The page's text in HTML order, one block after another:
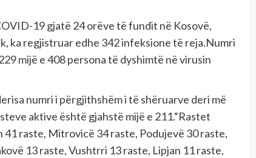
19 gjatë 24 orëve të fundit në Kosovë,
ka regjistruar edhe 342 infeksione të reja.Numri
mijë e 408 persona të dyshimtë në virusin
numri i përgjithshëm i të shëruarve deri më
aktive është gjahstë mijë e 211.“Rastet
raste, Mitrovicë 34 raste, Podujevë 30 raste,
13 raste, Vushtrri 13 raste, Lipjan 11 raste,